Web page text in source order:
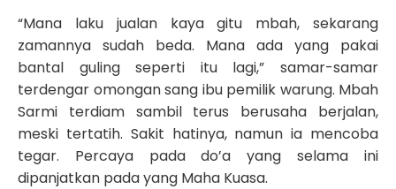
“Mana laku jualan kaya gitu mbah, sekarang
zamannya sudah beda. Mana ada yang pakai
bantal guling seperti itu lagi,” samar-samar
terdengar omongan sang ibu pemilik warung. Mbah
Sarmi terdiam sambil terus berusaha berjalan,
meski tertatih. Sakit hatinya, namun ia mencoba
tegar. Percaya pada do’a yang selama ini
dipanjatkan pada yang Maha Kuasa.